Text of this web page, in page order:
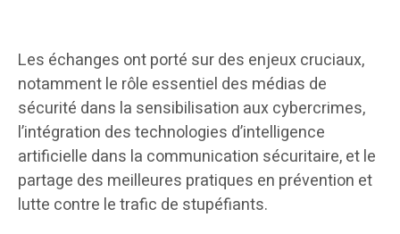
Les échanges ont porté sur des enjeux cruciaux,
notamment le rôle essentiel des médias de
sécurité dans la sensibilisation aux cybercrimes,
l’intégration des technologies d’intelligence
artificielle dans la communication sécuritaire, et le
partage des meilleures pratiques en prévention et
lutte contre le trafic de stupéfiants.